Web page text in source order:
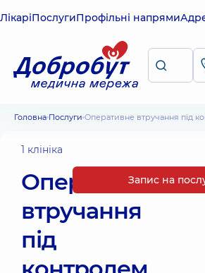
ЛікаріПослугиПрофільні напрями
Головна Послуги Оперативне втручання під
1 клініка
Оперативне
втручання
під
Запис на